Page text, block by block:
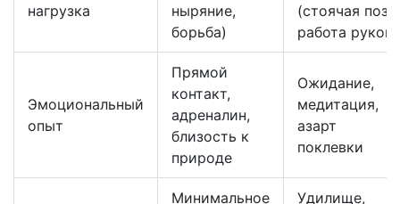
нагрузка
ныряние,
борьба)
(стоячая поза,
работа рукой)
Эмоциональный
опыт
Прямой
контакт,
адреналин,
близость к
природе
Ожидание,
медитация,
азарт
поклевки
Минимальное
Удилище,